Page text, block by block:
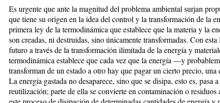
Es urgente que ante la magnitud del problema ambiental surjan
que tiene su origen en la idea del control y la transformación de la
primera ley de la termodinámica que establece que la materia y la
son creadas, ni destruidas, sino únicamente transformadas. Con
futuro a través de la transformación ilimitada de la energía y
termodinámica establece que cada vez que la energía —y
transforman de un estado a otro hay que pagar un cierto precio,
La energía gastada no desaparece, sino que se disipa, esto es, pasa
reutilización; parte de ella se convierte en contaminación o